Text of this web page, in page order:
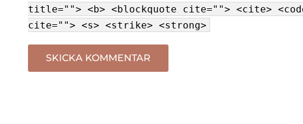
title=""> <b> <blockquote cite=""> <cite>
cite=""> <s> <strike> <strong>